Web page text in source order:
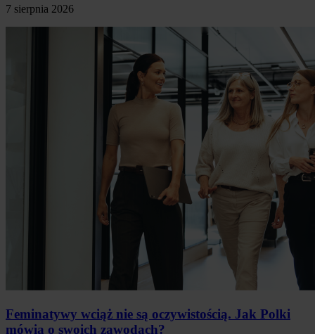
7 sierpnia 2026
Feminatywy wciąż nie są oczywistością. Jak Polki
mówią o swoich zawodach?